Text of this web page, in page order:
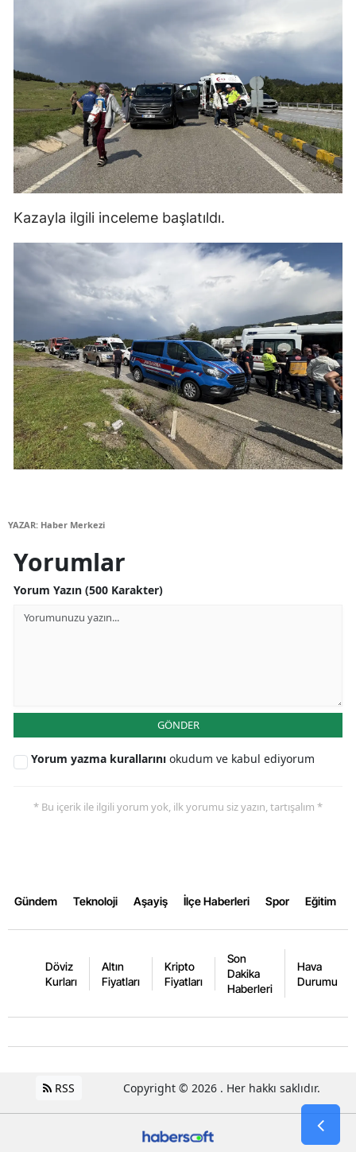
Şanlıurfa
Uşak
Van
Yozgat
Zonguldak
Aksaray
Karaman
Kırıkkale
Batman
Şırnak
Bartın
Ardahan
Iğdır
Yalova
Kazayla ilgili inceleme başlatıldı.
YAZAR: Haber Merkezi
Yorumlar
Yorum Yazın (500 Karakter)
GÖNDER
Yorum yazma kurallarını okudum ve kabul ediyorum
* Bu içerik ile ilgili yorum yok, ilk yorumu siz yazın, tartışalım *
Gündem Teknoloji Aşayiş İlçe Haberleri Spor Eğitim
Döviz
Kurları
Altın
Fiyatları
Kripto
Fiyatları
Son
Dakika
Haberleri
Hava
Durumu
RSS Copyright © 2026 . Her hakkı saklıdır.